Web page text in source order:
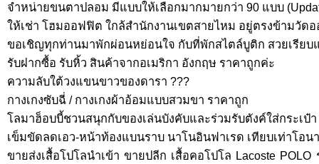
จำหน่ายขนตาปลอม มีแบบให้เลือกมากมายกว่า 90 แบบ
ให้เช่า โฮมออฟฟิต ใกล้สำนักงานเขตสายไหม อยู่ตรงข้ามวัดอ
ขอเชิญทุกท่านมาพักผ่อนหย่อนใจ กับที่พักสไตล์บูติก สวยเรียบ
รับฝากซื้อ รับหิ้ว สินค้าจากอเมริกา อังกฤษ ราคาถูกค่ะ
ความลับใต้วงแขนขาวของดารา ???
กางเกงซับฉี่ / กางเกงผ้าอ้อมแบบสวมขา ราคาถูก
โลมาฮ็อบบี้ชวนสนุกกับของเล่นบังคับและร่วมรับตังค์ใส่กระเป๋า
เข็มขัดลดเอว-หน้าท้องแบนราบ นาโนอินฟาเรด เทียบเท่าโอน
ขายส่งเสื้อโปโลนำเข้า ขายปลีก เสื้อคอโปโล Lacoste